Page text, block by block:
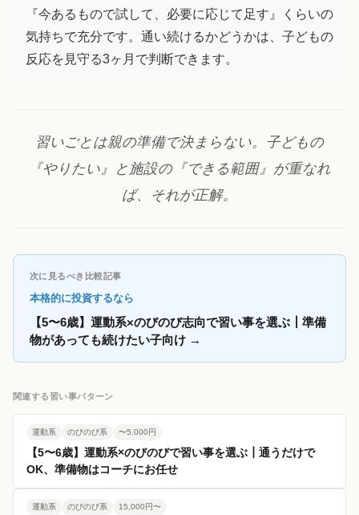
『今あるもので試して、必要に応じて足す』くらいの
気持ちで充分です。通い続けるかどうかは、子どもの
反応を見守る3ヶ月で判断できます。
習いごとは親の準備で決まらない。子どもの
『やりたい』と施設の『できる範囲』が重なれ
ば、それが正解。
次に見るべき比較記事
本格的に投資するなら
【5〜6歳】運動系×のびのび志向で習い事を選ぶ┃準備
物があっても続けたい子向け →
関連する習い事パターン
運動系 のびのび系 〜5,000円
【5〜6歳】運動系×のびのびで習い事を選ぶ┃通うだけで
OK、準備物はコーチにお任せ
運動系 のびのび系 15,000円〜